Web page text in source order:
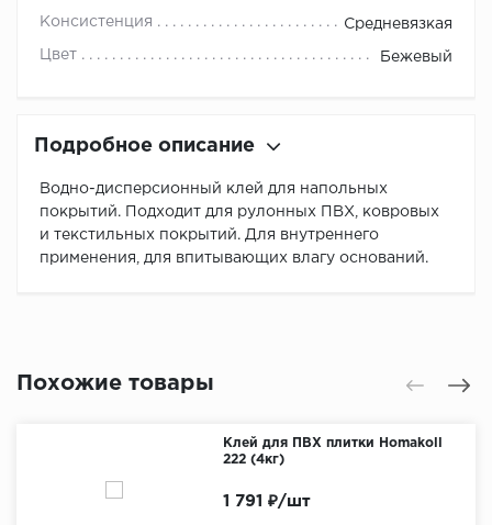
Консистенция Средневязкая
Цвет Бежевый
Подробное описание
Водно-дисперсионный клей для напольных
покрытий. Подходит для рулонных ПВХ, ковровых
и текстильных покрытий. Для внутреннего
применения, для впитывающих влагу оснований.
Похожие товары
Клей для ПВХ плитки Homakoll
222 (4кг)
1 791 ₽/шт